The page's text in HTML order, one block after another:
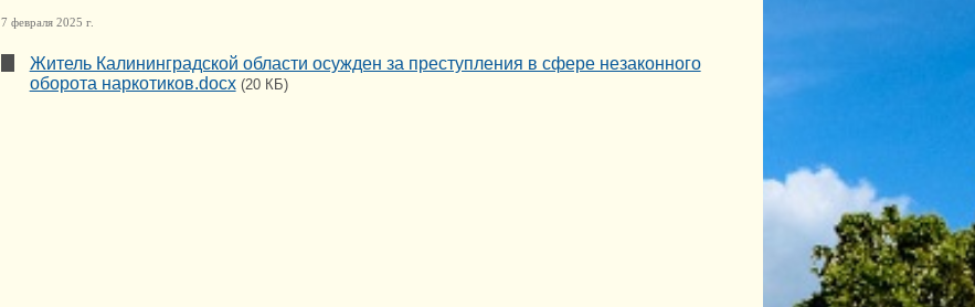
7 февраля 2025 г.
Житель Калининградской области осужден за преступления в сфере незаконного
оборота наркотиков.docx (20 КБ)